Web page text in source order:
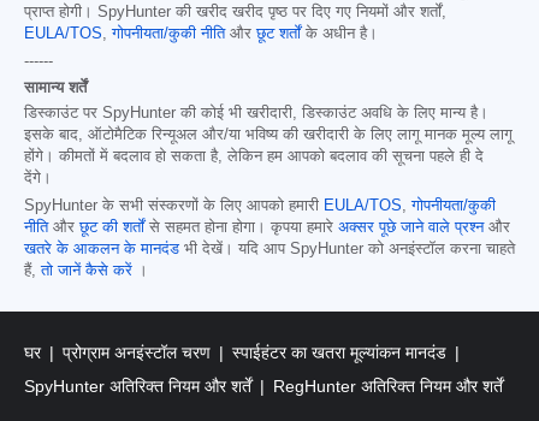
प्राप्त होगी। SpyHunter की खरीद खरीद पृष्ठ पर दिए गए नियमों और शर्तों,
EULA/TOS,गोपनीयता/कुकी नीतिऔरछूट शर्तोंके अधीन है।
------
सामान्य शर्तें
डिस्काउंट पर SpyHunter की कोई भी खरीदारी, डिस्काउंट अवधि के लिए मान्य है।
इसके बाद, ऑटोमैटिक रिन्यूअल और/या भविष्य की खरीदारी के लिए लागू मानक मूल्य लागू
होंगे। कीमतों में बदलाव हो सकता है, लेकिन हम आपको बदलाव की सूचना पहले ही दे
देंगे।
SpyHunter के सभी संस्करणों के लिए आपको हमारी EULA/TOS,गोपनीयता/कुकी
नीतिऔरछूट की शर्तोंसे सहमत होना होगा। कृपया हमारे अक्सर पूछे जाने वाले प्रश्नऔर
खतरे के आकलन के मानदंड भी देखें। यदि आप SpyHunter को अनइंस्टॉल करना चाहते
हैं,तो जानें कैसे करें ।
घर प्रोग्राम अनइंस्टॉल चरण
स्पाईहंटर का खतरा मूल्यांकन मानदंड
SpyHunter अतिरिक्त नियम और शर्तें
RegHunter अतिरिक्त नियम और शर्तें